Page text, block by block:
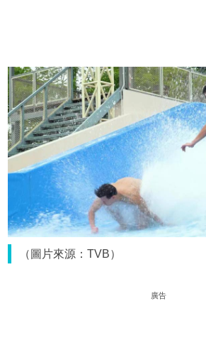
（圖片來源：TVB）
廣告